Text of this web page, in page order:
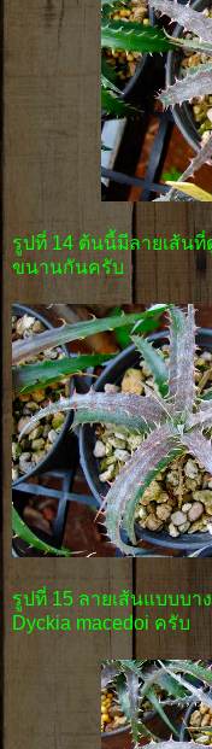
รูปที่ 14 ต้นนี้มีลายเส้น
ขนานกันครับ
รูปที่ 15 ลายเส้นแบบบา
Dyckia macedoi ครับ